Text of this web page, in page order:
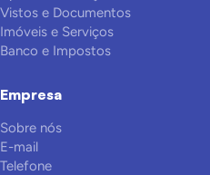
Vistos e Documentos
Imóveis e Serviços
Banco e Impostos
Empresa
Sobre nós
E-mail
Telefone